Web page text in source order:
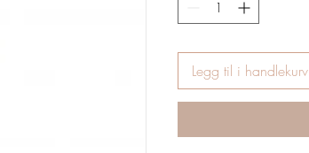
Legg til i handlekurv